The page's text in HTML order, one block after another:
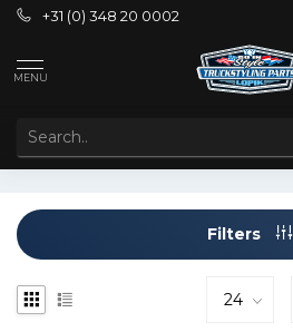
+31 (0) 348 20 0002
MENU
Tags
PRODUCTS TAGGED WITH DAF 106
Filters